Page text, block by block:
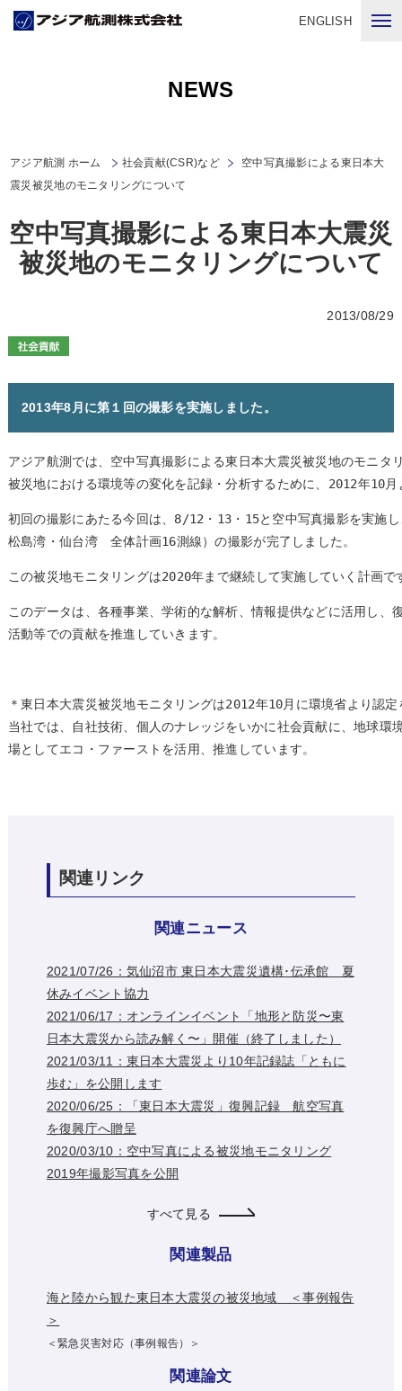
ENGLISH
NEWS
アジア航測 ホーム 社会貢献(CSR)など
空中写真撮影による東日本大
震災被災地のモニタリングについて
空中写真撮影による東日本大震災
被災地のモニタリングについて
2013/08/29
2013年8月に第１回の撮影を実施しました。
アジア航測では、空中写真撮影による東日本大震災被災地のモニタ
被災地における環境等の変化を記録・分析するために、2012年10
初回の撮影にあたる今回は、8/12・13・15と空中写真撮影を実施
松島湾・仙台湾　全体計画16測線）の撮影が完了しました。
この被災地モニタリングは2020年まで継続して実施していく計画で
このデータは、各種事業、学術的な解析、情報提供などに活用し
活動等での貢献を推進していきます。
＊東日本大震災被災地モニタリングは2012年10月に環境省より認
当社では、自社技術、個人のナレッジをいかに社会貢献に、地球環
場としてエコ・ファーストを活用、推進しています。
関連リンク
関連ニュース
2021/07/26：気仙沼市 東日本大震災遺構･伝承館 夏
休みイベント協力
2021/06/17：オンラインイベント「地形と防災〜東
日本大震災から読み解く〜」開催（終了しました）
2021/03/11：東日本大震災より10年記録誌「ともに
歩む」を公開します
2020/06/25：「東日本大震災」復興記録 航空写真
を復興庁へ贈呈
2020/03/10：空中写真による被災地モニタリング
2019年撮影写真を公開
すべて見る
関連製品
海と陸から観た東日本大震災の被災地域 ＜事例報告
＞
＜緊急災害対応（事例報告）＞
関連論文